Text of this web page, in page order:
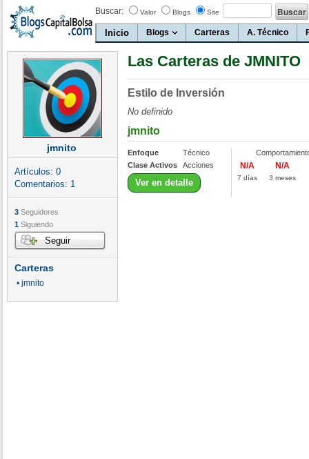
Buscar: Valor Blogs Site
Inicio Blogs Carteras A. Técnico
jmnito
Artículos: 0
Comentarios: 1
3 Seguidores
1 Siguiendo
Seguir
Carteras
• jmnito
Las Carteras de JMNITO
Estilo de Inversión
No definido
jmnito
Enfoque
Técnico
Clase Activos
Acciones
Ver en detalle
N/A
7 días
N/A
3 meses